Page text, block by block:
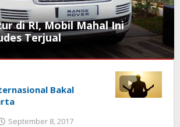
di RI, Mobil Mahal Ini
Terjual
Bakal
September 8, 2017